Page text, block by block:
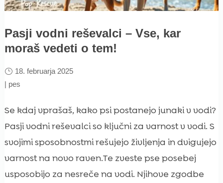
Pasji vodni reševalci – Vse, kar
moraš vedeti o tem!
18. februarja 2025
| pes
Se kdaj vprašaš, kako psi postanejo junaki v vodi?
Pasji vodni reševalci so ključni za varnost v vodi. S
svojimi sposobnostmi rešujejo življenja in dvigujejo
varnost na novo raven.Te zveste pse posebej
usposobijo za nesreče na vodi. Njihove zgodbe